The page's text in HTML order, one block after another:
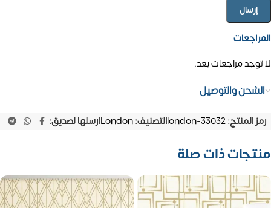
المراجعات
لا توجد مراجعات بعد.
الشحن والتوصيل
رمز المنتج:london-33032التصنيف:Londonارسلها لصديق:
منتجات ذات صلة